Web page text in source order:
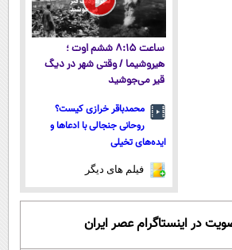
ساعت ۸:۱۵ ششم اوت ؛
هیروشیما / وقتی شهر در دیگ
قیر می‌جوشید
محمدباقر خرازی کیست؟
روحانی جنجالی با ادعاها و
ایده‌های تخیلی
فیلم های دیگر
در اینستاگرام عصر ایران